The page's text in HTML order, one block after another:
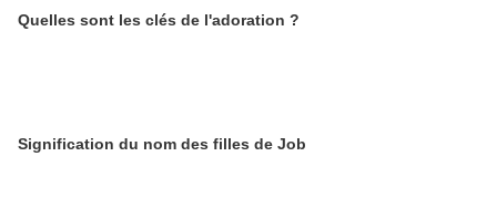
Quelles sont les clés de l'adoration ?
Signification du nom des filles de Job